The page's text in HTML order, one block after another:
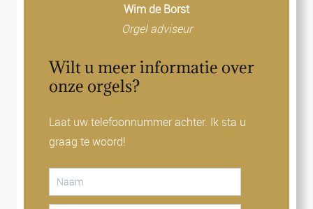
Wim de Borst
Orgel adviseur
Wilt u meer informatie over
onze orgels?
Laat uw telefoonnummer achter. Ik sta u
graag te woord!